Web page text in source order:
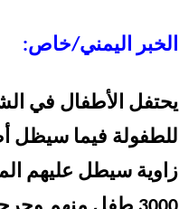
الخبر اليمني/خاص:
يحتفل الأطفال في
للطفولة فيما سيظل
زاوية سيطل عليهم